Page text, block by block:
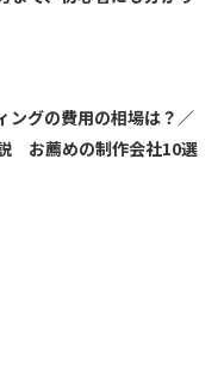
ングの費用の相場は？／
お薦めの制作会社10選